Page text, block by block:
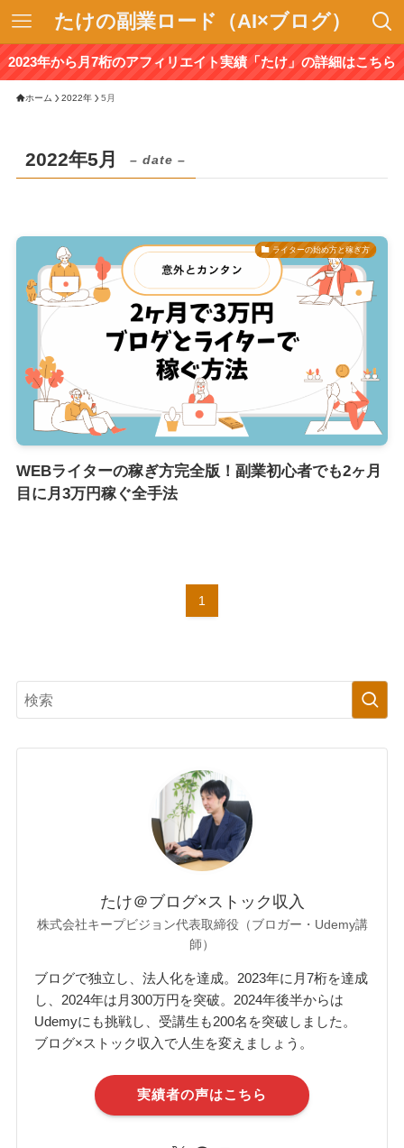
たけの副業ロード（AI×ブログ）
2023年から月7桁のアフィリエイト実績「たけ」の詳細はこちら
ホーム 2022年 5月
2022年5月 – date –
ライターの始め方と稼ぎ方
WEBライターの稼ぎ方完全版！副業初心者でも2ヶ月
目に月3万円稼ぐ全手法
1
たけ＠ブログ×ストック収入
株式会社キープビジョン代表取締役（ブロガー・Udemy講
師）
ブログで独立し、法人化を達成。2023年に月7桁を達成
し、2024年は月300万円を突破。2024年後半からは
Udemyにも挑戦し、受講生も200名を突破しました。
ブログ×ストック収入で人生を変えましょう。
実績者の声はこちら